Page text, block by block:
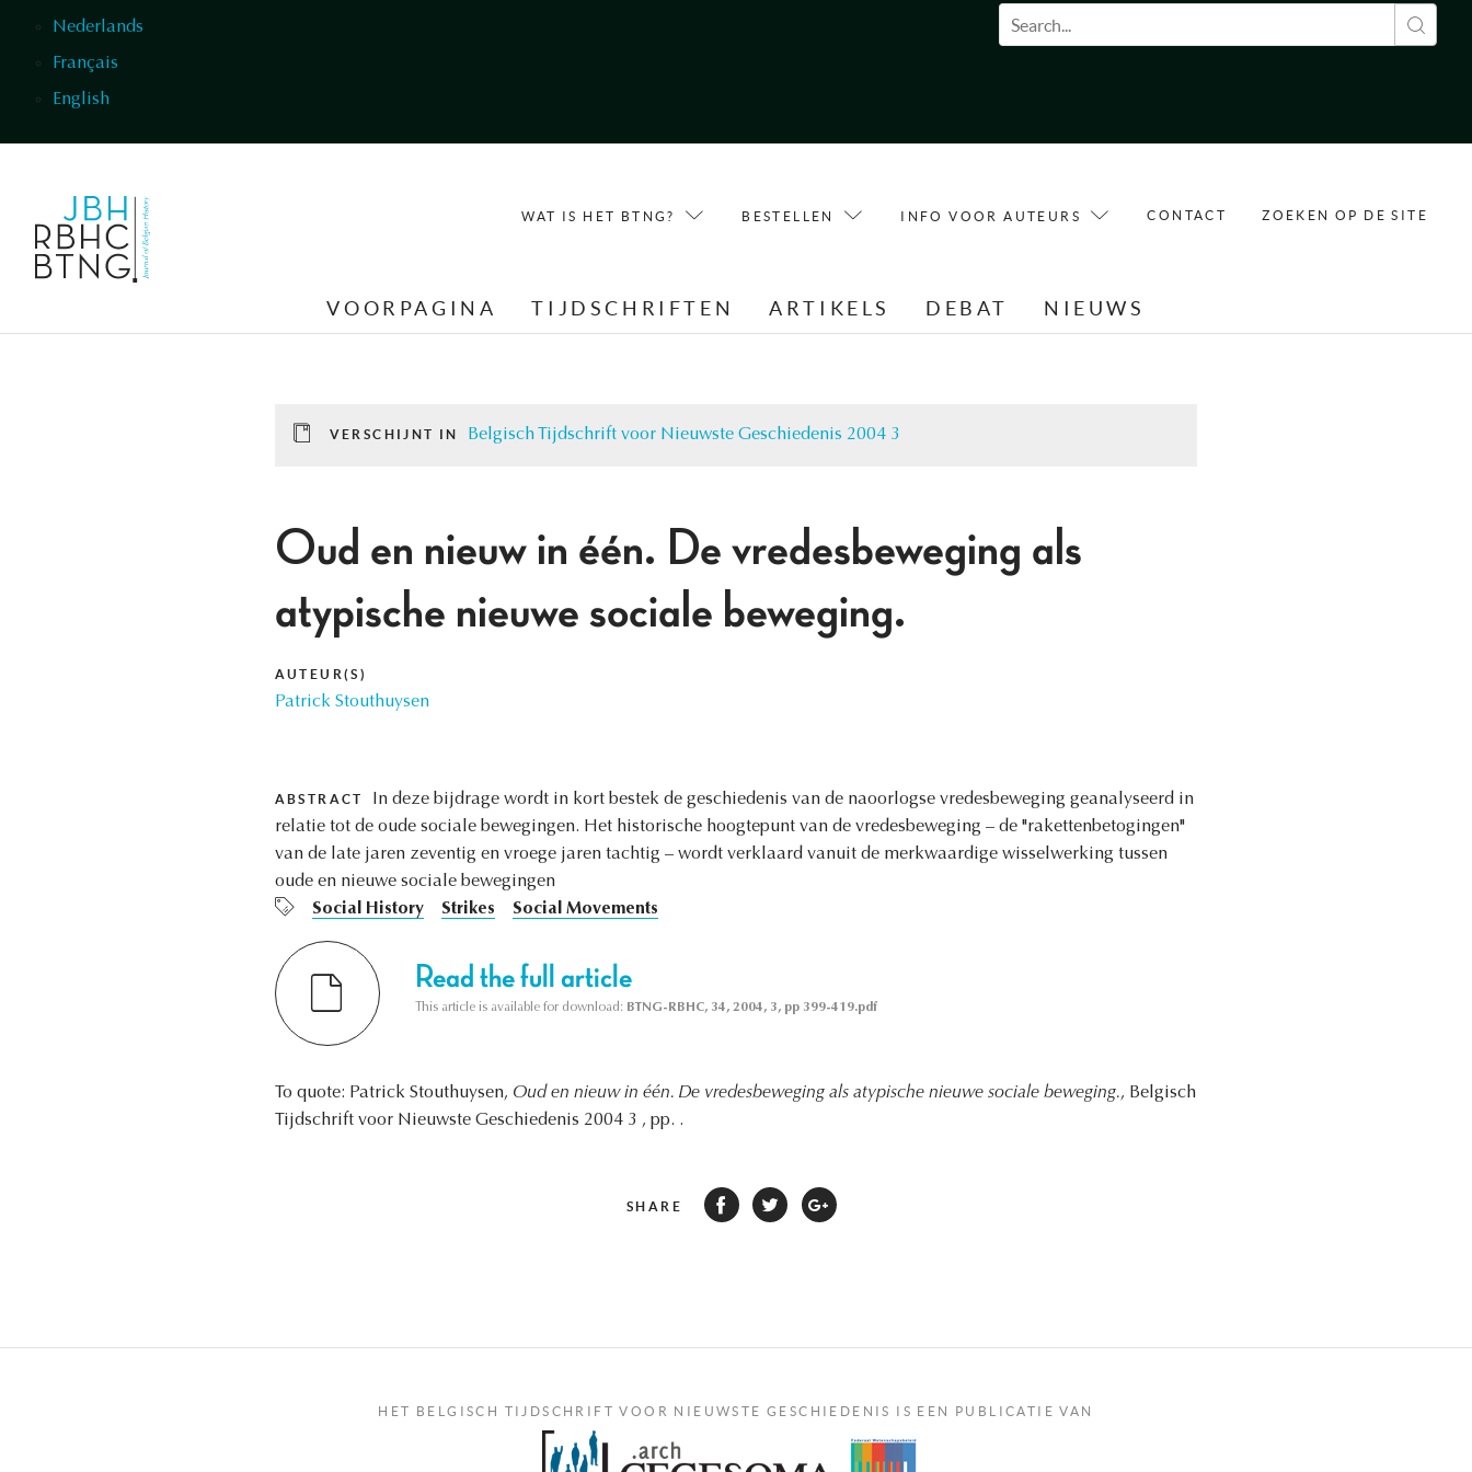
Nederlands
Français
English
Zoekveld
WAT IS HET BTNG? BESTELLEN INFO VOOR AUTEURS CONTACT ZOEKEN OP DE SITE
VOORPAGINA TIJDSCHRIFTEN ARTIKELS DEBAT NIEUWS
VERSCHIJNT IN Belgisch Tijdschrift voor Nieuwste Geschiedenis 2004 3
Oud en nieuw in één. De vredesbeweging als
atypische nieuwe sociale beweging.
AUTEUR(S)
Patrick Stouthuysen
ABSTRACT
In deze bijdrage wordt in kort bestek de geschiedenis van de naoorlogse vredesbeweging geanalyseerd in
relatie tot de oude sociale bewegingen. Het historische hoogtepunt van de vredesbeweging – de "rakettenbetogingen"
van de late jaren zeventig en vroege jaren tachtig – wordt verklaard vanuit de merkwaardige wisselwerking tussen
oude en nieuwe sociale bewegingen
Social History
Strikes Social Movements
Read the full article
This article is available for download: BTNG-RBHC, 34, 2004, 3, pp 399-419.pdf
To quote: Patrick Stouthuysen, Oud en nieuw in één. De vredesbeweging als atypische nieuwe sociale beweging., Belgisch
Tijdschrift voor Nieuwste Geschiedenis 2004 3 , pp. .
SHARE
HET BELGISCH TIJDSCHRIFT VOOR NIEUWSTE GESCHIEDENIS IS EEN PUBLICATIE VAN